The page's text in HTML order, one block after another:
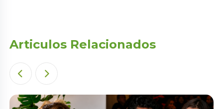
Articulos Relacionados